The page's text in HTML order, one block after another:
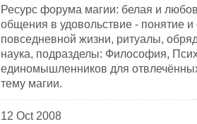
Ресурс форума магии: белая и
общения в удовольствие - понятие и
повседневной жизни, ритуалы,
наука, подразделы: Философия,
единомышленников для
тему магии.
12 Oct 2008